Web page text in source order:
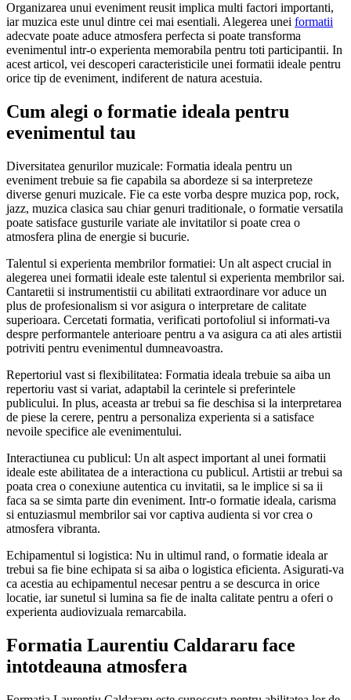
Organizarea unui eveniment reusit implica multi factori importanti,
iar muzica este unul dintre cei mai esentiali. Alegerea unei formatii
adecvate poate aduce atmosfera perfecta si poate transforma
evenimentul intr-o experienta memorabila pentru toti participantii. In
acest articol, vei descoperi caracteristicile unei formatii ideale pentru
orice tip de eveniment, indiferent de natura acestuia.
Cum alegi o formatie ideala pentru
evenimentul tau
Diversitatea genurilor muzicale: Formatia ideala pentru un
eveniment trebuie sa fie capabila sa abordeze si sa interpreteze
diverse genuri muzicale. Fie ca este vorba despre muzica pop, rock,
jazz, muzica clasica sau chiar genuri traditionale, o formatie versatila
poate satisface gusturile variate ale invitatilor si poate crea o
atmosfera plina de energie si bucurie.
Talentul si experienta membrilor formatiei: Un alt aspect crucial in
alegerea unei formatii ideale este talentul si experienta membrilor sai.
Cantaretii si instrumentistii cu abilitati extraordinare vor aduce un
plus de profesionalism si vor asigura o interpretare de calitate
superioara. Cercetati formatia, verificati portofoliul si informati-va
despre performantele anterioare pentru a va asigura ca ati ales artistii
potriviti pentru evenimentul dumneavoastra.
Repertoriul vast si flexibilitatea: Formatia ideala trebuie sa aiba un
repertoriu vast si variat, adaptabil la cerintele si preferintele
publicului. In plus, aceasta ar trebui sa fie deschisa si la interpretarea
de piese la cerere, pentru a personaliza experienta si a satisface
nevoile specifice ale evenimentului.
Interactiunea cu publicul: Un alt aspect important al unei formatii
ideale este abilitatea de a interactiona cu publicul. Artistii ar trebui sa
poata crea o conexiune autentica cu invitatii, sa le implice si sa ii
faca sa se simta parte din eveniment. Intr-o formatie ideala, carisma
si entuziasmul membrilor sai vor captiva audienta si vor crea o
atmosfera vibranta.
Echipamentul si logistica: Nu in ultimul rand, o formatie ideala ar
trebui sa fie bine echipata si sa aiba o logistica eficienta. Asigurati-va
ca acestia au echipamentul necesar pentru a se descurca in orice
locatie, iar sunetul si lumina sa fie de inalta calitate pentru a oferi o
experienta audiovizuala remarcabila.
Formatia Laurentiu Caldararu face
intotdeauna atmosfera